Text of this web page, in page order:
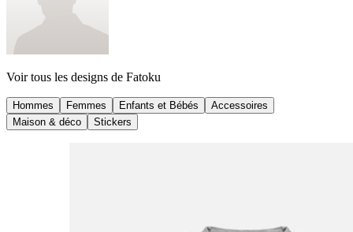
Voir tous les designs de Fatoku
Hommes Femmes Enfants et Bébés
Accessoires
Maison & déco
Stickers